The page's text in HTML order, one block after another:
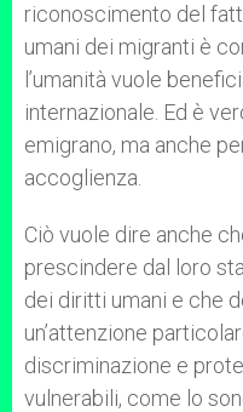
riconoscimento del
umani dei migranti è
l’umanità vuole
internazionale. Ed è
emigrano, ma anche
accoglienza.
Ciò vuole dire anche
prescindere dal loro
dei diritti umani e che
un’attenzione
discriminazione e
vulnerabili, come lo